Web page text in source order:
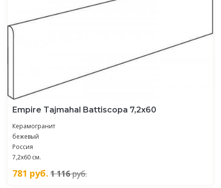
Empire Tajmahal Battiscopa 7,2x60
Керамогранит
бежевый
Россия
7,2x60 см.
781 руб. 1 116руб.